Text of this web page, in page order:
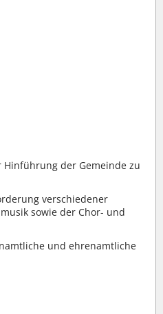
der Gemeinde zu
verschiedener
sowie der Chor- und
und ehrenamtliche